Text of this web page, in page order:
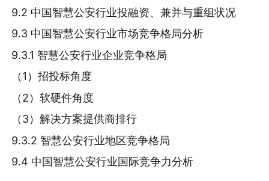
9.2 中国智慧公安行业投融资、兼并与重组状况
9.3 中国智慧公安行业市场竞争格局分析
9.3.1 智慧公安行业企业竞争格局
（1）招投标角度
（2）软硬件角度
（3）解决方案提供商排行
9.3.2 智慧公安行业地区竞争格局
9.4 中国智慧公安行业国际竞争力分析